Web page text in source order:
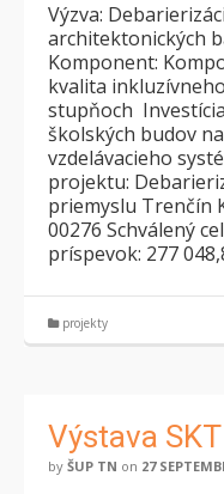
Výzva:
architektonických
Komponent:
kvalita
stupňoch
školských budov
vzdelávacieho
projektu:
priemyslu Trenčín
00276 Schválený
príspevok: 277
projekty
Výstava
by ŠUP TN on 27